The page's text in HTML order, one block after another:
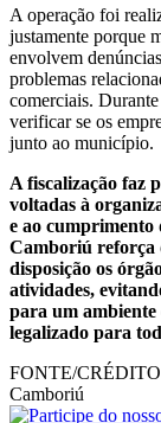
A operação foi
justamente porque
envolvem
problemas
comerciais.
verificar se os
junto ao município.
A fiscalização faz
voltadas à
e ao cumprimento
Camboriú reforça
disposição os
atividades,
para um ambiente
legalizado para
FONTE/
Camboriú